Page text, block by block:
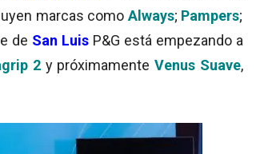
marcas como Always; Pampers;
de San LuisP&G está empezando a
2 y próximamenteVenus Suave,